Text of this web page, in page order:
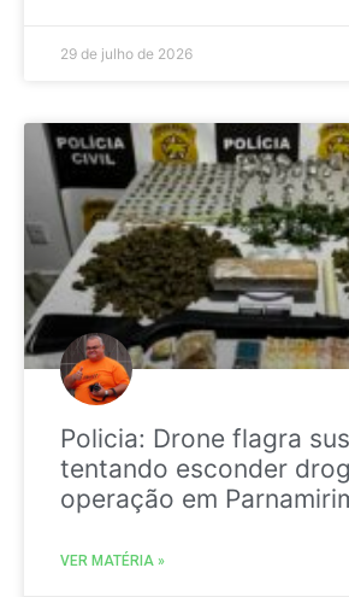
29 de julho de 2026
Policia: Drone flagra
tentando esconder
operação em
VER MATÉRIA »